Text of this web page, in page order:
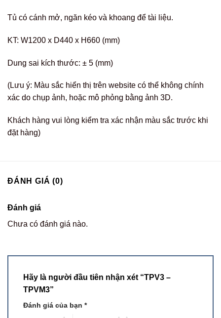
Tủ có cánh mở, ngăn kéo và khoang để tài liệu.
KT: W1200 x D440 x H660 (mm)
Dung sai kích thước: ± 5 (mm)
(Lưu ý: Màu sắc hiển thị trên website có thể không chính
xác do chụp ảnh, hoặc mô phỏng bằng ảnh 3D.
Khách hàng vui lòng kiểm tra xác nhận màu sắc trước khi
đặt hàng)
ĐÁNH GIÁ (0)
Đánh giá
Chưa có đánh giá nào.
Hãy là người đầu tiên nhận xét “TPV3 –
TPVM3”
Đánh giá của bạn *